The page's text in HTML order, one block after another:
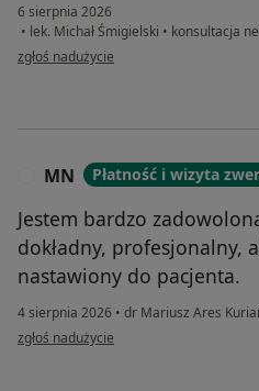
6 sierpnia 2026
• lek. Michał Śmigielski • konsultacja
w opinii użytkownika Anna
zgłoś nadużycie
MN Płatność i wizyta
Jestem bardzo
dokładny, profesjonalny,
nastawiony do pacjenta.
4 sierpnia 2026 • dr Mariusz Ares
w opinii użytkownika MN
zgłoś nadużycie